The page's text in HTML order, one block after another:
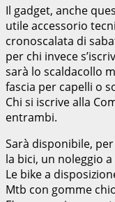
Il gadget, anche
utile accessorio
cronoscalata di
per chi invece
sarà lo scaldacollo
fascia per capelli o
Chi si iscrive alla
entrambi.
Sarà disponibile,
la bici, un noleggio
Le bike a
Mtb con gomme